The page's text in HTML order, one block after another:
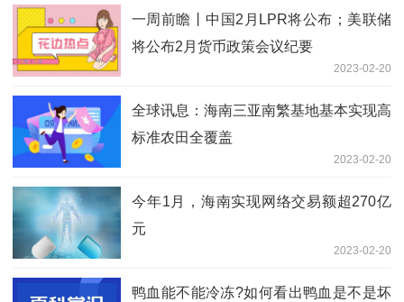
一周前瞻丨中国2月LPR将公布；美联储
将公布2月货币政策会议纪要
2023-02-20
全球讯息：海南三亚南繁基地基本实现高
标准农田全覆盖
2023-02-20
今年1月，海南实现网络交易额超270亿
元
2023-02-20
鸭血能不能冷冻?如何看出鸭血是不是坏